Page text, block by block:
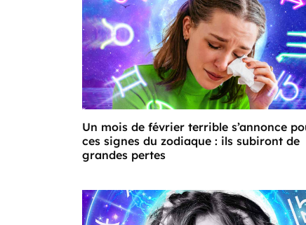
Un mois de février terrible s’annonce
ces signes du zodiaque : ils subiront de
grandes pertes